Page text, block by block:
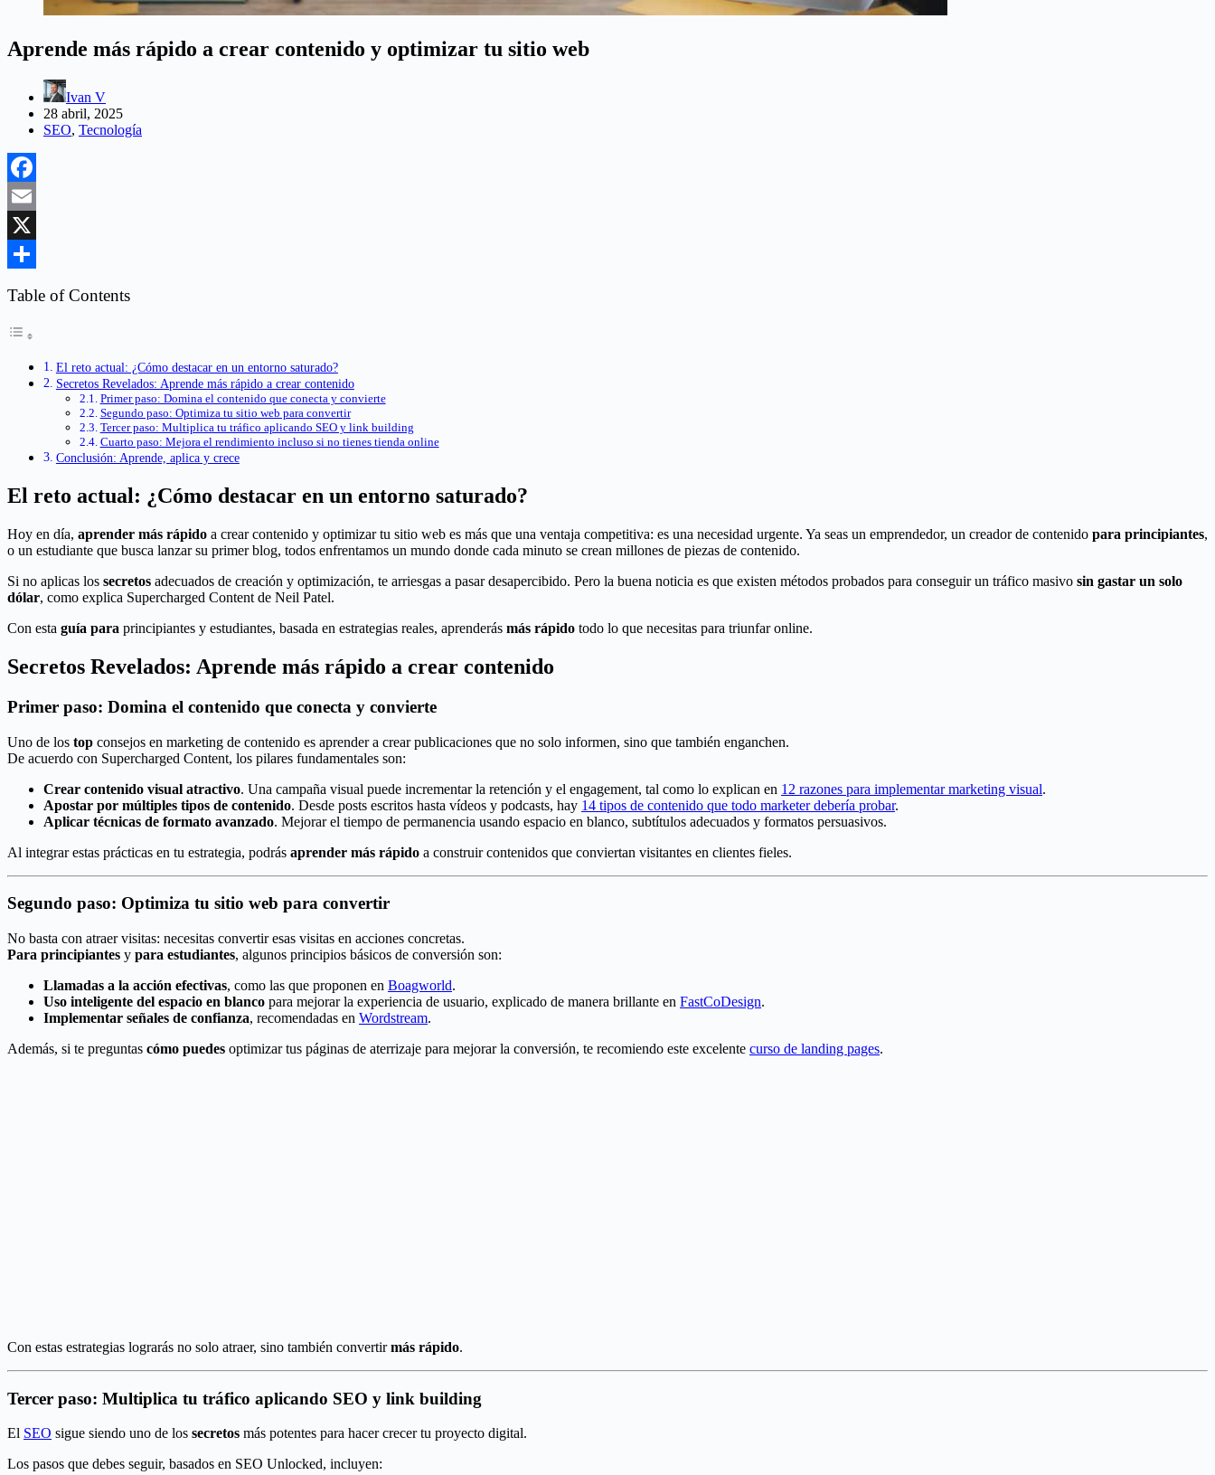
Aprende más rápido a crear contenido y optimizar tu sitio web
Ivan V
28 abril, 2025
SEO, Tecnología
Facebook
Email
X
Table of Contents
El reto actual: ¿Cómo destacar en un entorno saturado?
Secretos Revelados: Aprende más rápido a crear contenido
Primer paso: Domina el contenido que conecta y convierte
Segundo paso: Optimiza tu sitio web para convertir
Tercer paso: Multiplica tu tráfico aplicando SEO y link building
Cuarto paso: Mejora el rendimiento incluso si no tienes tienda online
Conclusión: Aprende, aplica y crece
El reto actual: ¿Cómo destacar en un entorno saturado?
Hoy en día, aprender más rápido a crear contenido y optimizar tu sitio web es más que una ventaja competitiva: es una necesidad urgente. Ya seas un emprendedor, un creador de contenido para principiantes,
o un estudiante que busca lanzar su primer blog, todos enfrentamos un mundo donde cada minuto se crean millones de piezas de contenido.
Si no aplicas los secretos adecuados de creación y optimización, te arriesgas a pasar desapercibido. Pero la buena noticia es que existen métodos probados para conseguir un tráfico masivo sin gastar un solo
dólar, como explica Supercharged Content de Neil Patel.
Con esta guía para principiantes y estudiantes, basada en estrategias reales, aprenderás más rápido todo lo que necesitas para triunfar online.
Secretos Revelados: Aprende más rápido a crear contenido
Primer paso: Domina el contenido que conecta y convierte
Uno de los top consejos en marketing de contenido es aprender a crear publicaciones que no solo informen, sino que también enganchen.
De acuerdo con Supercharged Content, los pilares fundamentales son:
Crear contenido visual atractivo. Una campaña visual puede incrementar la retención y el engagement, tal como lo explican en 12 razones para implementar marketing visual.
Apostar por múltiples tipos de contenido. Desde posts escritos hasta vídeos y podcasts, hay 14 tipos de contenido que todo marketer debería probar.
Aplicar técnicas de formato avanzado. Mejorar el tiempo de permanencia usando espacio en blanco, subtítulos adecuados y formatos persuasivos.
Al integrar estas prácticas en tu estrategia, podrás aprender más rápido a construir contenidos que conviertan visitantes en clientes fieles.
Segundo paso: Optimiza tu sitio web para convertir
No basta con atraer visitas: necesitas convertir esas visitas en acciones concretas.
Para principiantes y para estudiantes, algunos principios básicos de conversión son:
Llamadas a la acción efectivas, como las que proponen en Boagworld.
Uso inteligente del espacio en blanco para mejorar la experiencia de usuario, explicado de manera brillante en FastCoDesign.
Implementar señales de confianza, recomendadas en Wordstream.
Además, si te preguntas cómo puedes optimizar tus páginas de aterrizaje para mejorar la conversión, te recomiendo este excelente curso de landing pages.
Con estas estrategias lograrás no solo atraer, sino también convertirmás rápido.
Tercer paso: Multiplica tu tráfico aplicando SEO y link building
El SEO sigue siendo uno de los secretos más potentes para hacer crecer tu proyecto digital.
Los pasos que debes seguir, basados en SEO Unlocked, incluyen: